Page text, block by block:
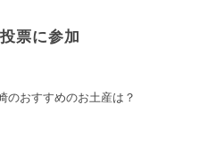
票に参加
のおすすめのお土産は？